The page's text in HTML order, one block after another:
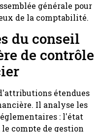
générale pour
de la comptabilité.
du conseil
de contrôle
étendues
Il analyse les
: l'état
compte de gestion